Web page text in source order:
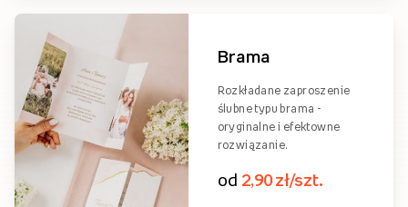
Brama
Rozkładane zaproszenie
ślubne typu brama -
oryginalne i efektowne
rozwiązanie.
od 2,90 zł/szt.